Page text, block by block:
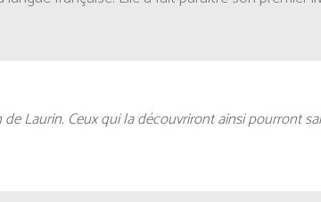
Laurin. Ceux qui la découvriront ainsi pourront